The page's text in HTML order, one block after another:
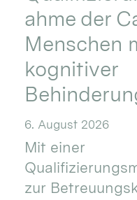
ahme der
Menschen
kognitiver
6. August 2026
Mit einer
zur